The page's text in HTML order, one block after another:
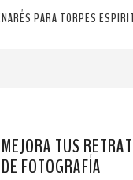
PARA TORPES
MEJORA TUS
DE FOTOGRAFÍA